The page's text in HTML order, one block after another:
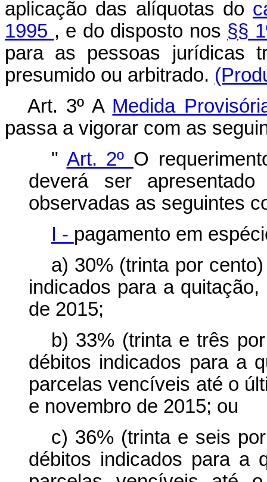
aplicação das alíquotas do
1995 , e do disposto nos §§
para as pessoas jurídicas
presumido ou arbitrado.
Art. 3º A Medida
passa a vigorar com as
" Art. 2º O
deverá ser
observadas as seguintes
I - pagamento em
a) 30% (trinta por
indicados para a
de 2015;
b) 33% (trinta e três
débitos indicados para a
parcelas vencíveis até o
e novembro de 2015; ou
c) 36% (trinta e seis
débitos indicados para a